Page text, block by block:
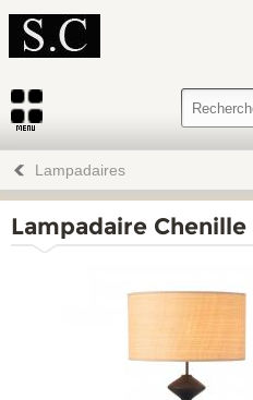
Lampadaires
Lampadaire